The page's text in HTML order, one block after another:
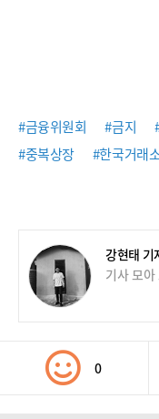
#금융위원회 #금지
#중복상장
#한국거래
강현태 기
기사 모아
0